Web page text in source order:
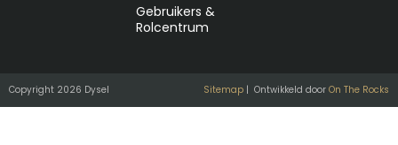
Gebruikers &
Rolcentrum
Copyright 2026 Dysel Sitemap | Ontwikkeld door On The Rocks